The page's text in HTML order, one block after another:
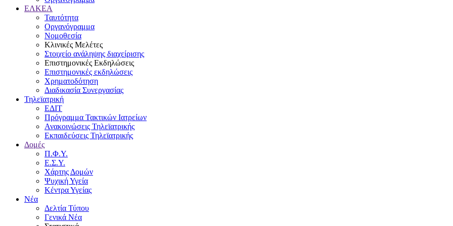
ΕΛΚΕΑ
Ταυτότητα
Οργανόγραμμα
Νομοθεσία
Κλινικές Μελέτες
Στοιχείο ανάληψης διαχείρισης
Επιστημονικές Εκδηλώσεις
Επιστημονικές εκδηλώσεις
Χρηματοδότηση
Διαδικασία Συνεργασίας
Τηλεϊατρική
ΕΔΙΤ
Πρόγραμμα Τακτικών Ιατρείων
Ανακοινώσεις Τηλεϊατρικής
Εκπαιδεύσεις Τηλεϊατρικής
Δομές
Π.Φ.Υ.
Ε.Σ.Υ.
Χάρτης Δομών
Ψυχική Υγεία
Κέντρα Υγείας
Νέα
Δελτία Τύπου
Γενικά Νέα